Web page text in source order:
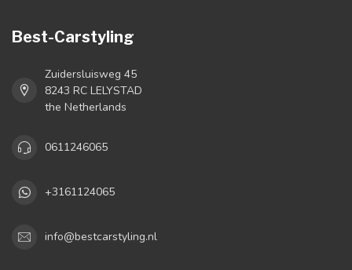
Best-Carstyling
Zuidersluisweg 45
8243 RC LELYSTAD
the Netherlands
0611246065
+3161124065
info@bestcarstyling.nl